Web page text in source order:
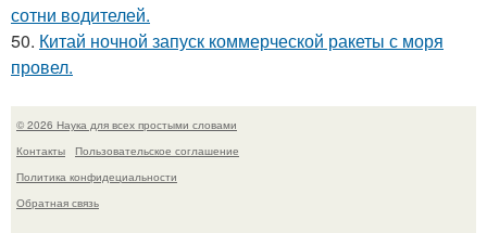
сотни водителей.
50. Китай ночной запуск коммерческой ракеты с моря
провел.
© 2026 Наука для всех простыми словами
Контакты
Пользовательское соглашение
Политика конфидециальности
Обратная связь